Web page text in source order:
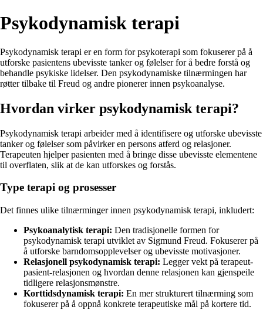
Psykodynamisk terapi
Psykodynamisk terapi er en form for psykoterapi som fokuserer på å
utforske pasientens ubevisste tanker og følelser for å bedre forstå og
behandle psykiske lidelser. Den psykodynamiske tilnærmingen har
røtter tilbake til Freud og andre pionerer innen psykoanalyse.
Hvordan virker psykodynamisk terapi?
Psykodynamisk terapi arbeider med å identifisere og utforske ubevisste
tanker og følelser som påvirker en persons atferd og relasjoner.
Terapeuten hjelper pasienten med å bringe disse ubevisste elementene
til overflaten, slik at de kan utforskes og forstås.
Type terapi og prosesser
Det finnes ulike tilnærminger innen psykodynamisk terapi, inkludert:
Psykoanalytisk terapi: Den tradisjonelle formen for
psykodynamisk terapi utviklet av Sigmund Freud. Fokuserer på
å utforske barndomsopplevelser og ubevisste motivasjoner.
Relasjonell psykodynamisk terapi: Legger vekt på terapeut-
pasient-relasjonen og hvordan denne relasjonen kan gjenspeile
tidligere relasjonsmønstre.
Korttidsdynamisk terapi: En mer strukturert tilnærming som
fokuserer på å oppnå konkrete terapeutiske mål på kortere tid.